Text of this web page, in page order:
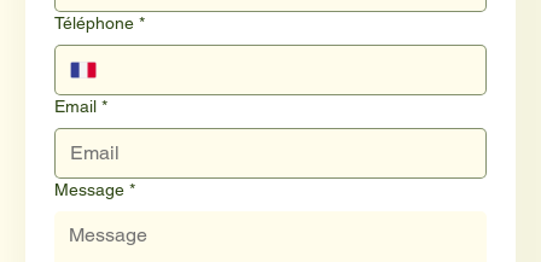
Téléphone *
Email *
Message *